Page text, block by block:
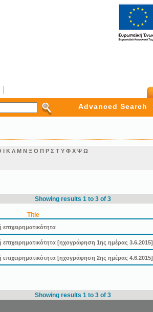
Advanced Search
Ι Κ Λ Μ Ν Ξ Ο Π Ρ Σ Τ Υ Φ Χ Ψ Ω
Showing results 1 to 3 of 3
Title
επιχειρηματικότητα
επιχειρηματικότητα [ηχογράφηση 1ης ημέρας 3.6.2015]
επιχειρηματικότητα [ηχογράφηση 2ης ημέρας 4.6.2015]
Showing results 1 to 3 of 3